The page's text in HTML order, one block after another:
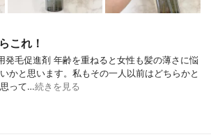
これ！
発毛促進剤 年齢を重ねると女性も髪の薄さに悩
かと思います。私もその一人以前はどちらかと
って…続きを見る